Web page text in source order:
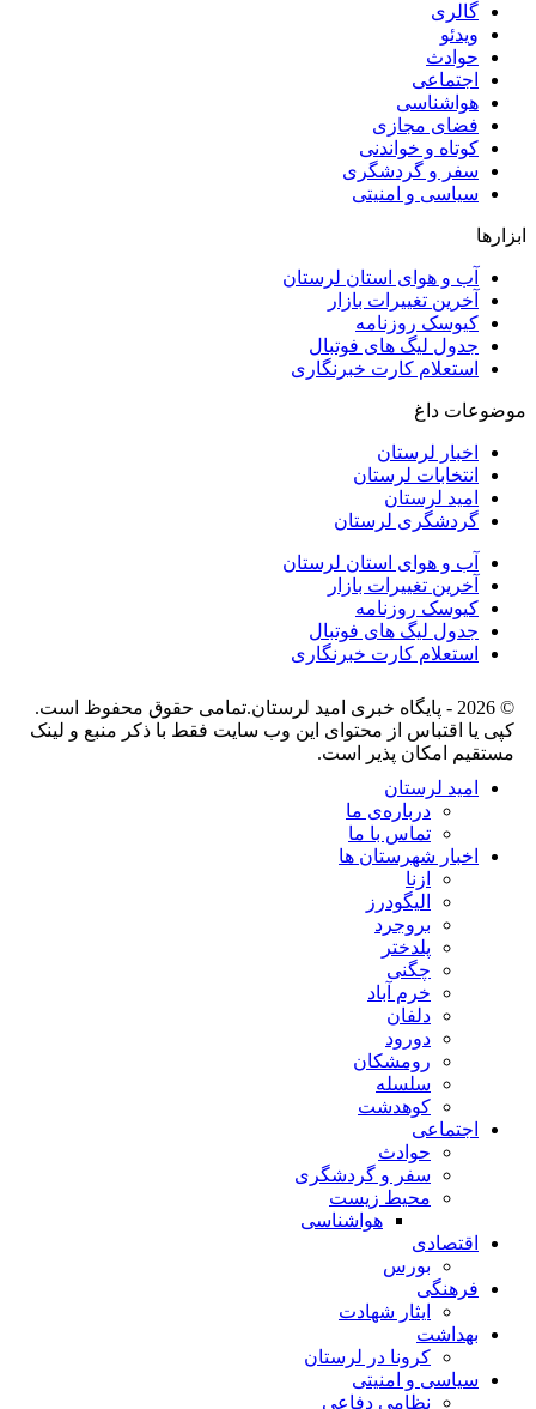
گالری
ویدئو
حوادث
اجتماعی
هواشناسی
فضای مجازی
کوتاه و خواندنی
سفر و گردشگری
سیاسی و امنیتی
ابزارها
آب و هوای استان لرستان
آخرین تغییرات بازار
کیوسک روزنامه
جدول لیگ های فوتبال
استعلام کارت خبرنگاری
موضوعات داغ
اخبار لرستان
انتخابات لرستان
امید لرستان
گردشگری لرستان
آب و هوای استان لرستان
آخرین تغییرات بازار
کیوسک روزنامه
جدول لیگ های فوتبال
استعلام کارت خبرنگاری
© 2026 - پایگاه خبری اميد لرستان.تمامی حقوق محفوظ است.
کپی یا اقتباس از محتوای این وب سایت فقط با ذکر منبع و لینک
مستقیم امکان پذیر است.
امید لرستان
درباره‌ی ما
تماس با ما
اخبار شهرستان ها
ازنا
الیگودرز
بروجرد
پلدختر
چگنی
خرم آباد
دلفان
دورود
رومشکان
سلسله
کوهدشت
اجتماعی
حوادث
سفر و گردشگری
محیط زیست
هواشناسی
اقتصادی
بورس
فرهنگی
ایثار شهادت
بهداشت
کرونا در لرستان
سیاسی و امنیتی
نظامی دفاعی